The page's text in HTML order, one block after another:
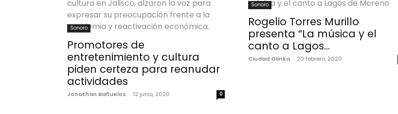
Sonoro
Promotores de
entretenimiento y cultura
piden certeza para reanudar
actividades
Jonathan Bañuelos - 12 junio, 2020 0
Sonoro
Rogelio Torres Murillo
presenta “La música y el
canto a Lagos...
Ciudad Olinka - 20 febrero, 2020